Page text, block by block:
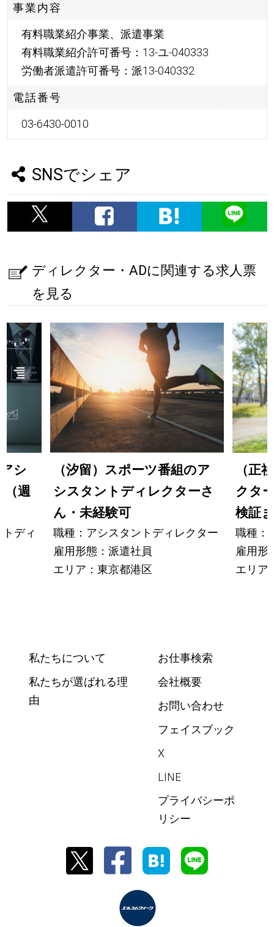
事業内容
有料職業紹介事業、派遣事業
有料職業紹介許可番号：13-ユ-040333
労働者派遣許可番号：派13-040332
電話番号
03-6430-0010
SNSでシェア
ディレクター・ADに関連する求人票
を見る
シ
週
ディ
（汐留）スポーツ番組のア
シスタントディレクターさ
ん・未経験可
職種：アシスタントディレクター
雇用形態：派遣社員
エリア：東京都港区
（正
クタ
検証
職種：
雇用形
エリア
私たちについて
私たちが選ばれる理
由
お仕事検索
会社概要
お問い合わせ
フェイスブック
X
LINE
プライバシーポ
リシー